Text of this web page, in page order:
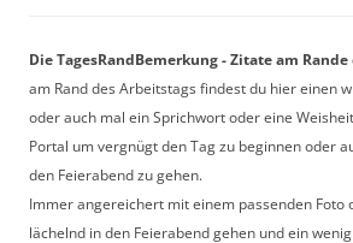
Die TagesRandBemerkung - Zitate am Rande
am Rand des Arbeitstags findest du hier einen
oder auch mal ein Sprichwort oder eine
Portal um vergnügt den Tag zu beginnen oder
den Feierabend zu gehen.
Immer angereichert mit einem passenden Foto
lächelnd in den Feierabend gehen und ein